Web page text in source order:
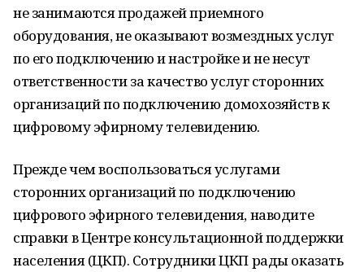
не занимаются продажей приемного
оборудования, не оказывают возмездных услуг
по его подключению и настройке и не несут
ответственности за качество услуг сторонних
организаций по подключению домохозяйств к
цифровому эфирному телевидению.
Прежде чем воспользоваться услугами
сторонних организаций по подключению
цифрового эфирного телевидения, наводите
справки в Центре консультационной поддержки
населения (ЦКП). Сотрудники ЦКП рады оказать